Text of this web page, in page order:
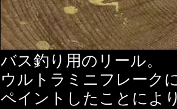
バス釣り用のリール。
ウルトラミニフレーク
ペイントしたことによ